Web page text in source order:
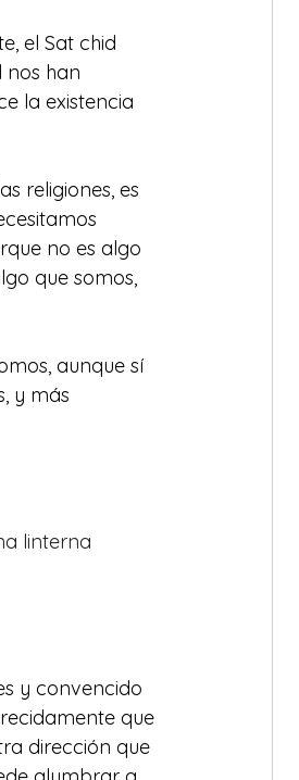
el Sat chid
nos han
la existencia
religiones, es
no es algo
que somos,
aunque sí
y más
linterna
y convencido
que
dirección que